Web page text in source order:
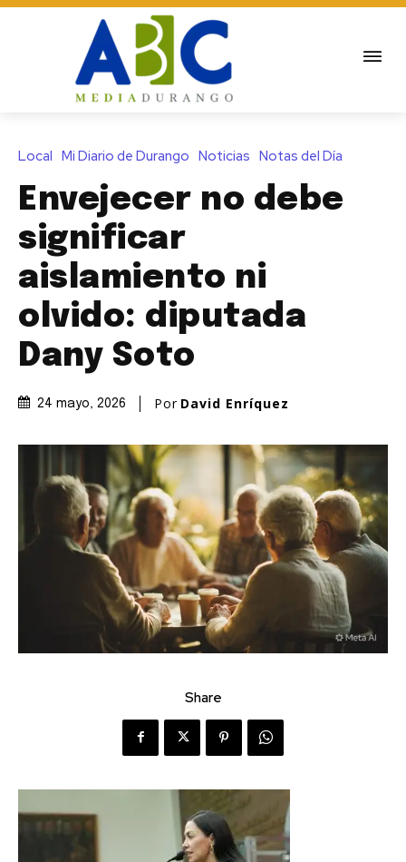
Local Mi Diario de Durango Noticias Notas del Día
Envejecer no debe
significar
aislamiento ni
olvido: diputada
Dany Soto
24 mayo, 2026 Por David Enríquez
Share